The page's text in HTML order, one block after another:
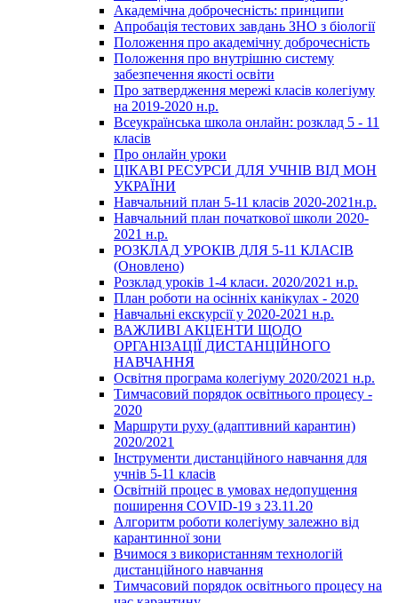
Академічна доброчесність: принципи
Апробація тестових завдань ЗНО з біології
Положення про академічну доброчесність
Положення про внутрішню систему
забезпечення якості освіти
Про затвердження мережі класів колегіуму
на 2019-2020 н.р.
Всеукраїнська школа онлайн: розклад 5 - 11
класів
Про онлайн уроки
ЦІКАВІ РЕСУРСИ ДЛЯ УЧНІВ ВІД МОН
УКРАЇНИ
Навчальний план 5-11 класів 2020-2021н.р.
Навчальний план початкової школи 2020-
2021 н.р.
РОЗКЛАД УРОКІВ ДЛЯ 5-11 КЛАСІВ
(Оновлено)
Розклад уроків 1-4 класи. 2020/2021 н.р.
План роботи на осінніх канікулах - 2020
Навчальні екскурсії у 2020-2021 н.р.
ВАЖЛИВІ АКЦЕНТИ ЩОДО
ОРГАНІЗАЦІЇ ДИСТАНЦІЙНОГО
НАВЧАННЯ
Освітня програма колегіуму 2020/2021 н.р.
Тимчасовий порядок освітнього процесу -
2020
Маршрути руху (адаптивний карантин)
2020/2021
Інструменти дистанційного навчання для
учнів 5-11 класів
Освітній процес в умовах недопущення
поширення COVID-19 з 23.11.20
Алгоритм роботи колегіуму залежно від
карантинної зони
Вчимося з використанням технологій
дистанційного навчання
Тимчасовий порядок освітнього процесу на